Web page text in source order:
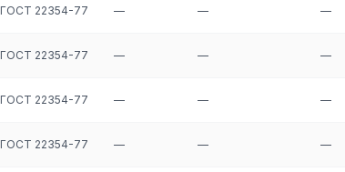
ГОСТ 22354-77 — — —
ГОСТ 22354-77 — — —
ГОСТ 22354-77 — — —
ГОСТ 22354-77 — — —